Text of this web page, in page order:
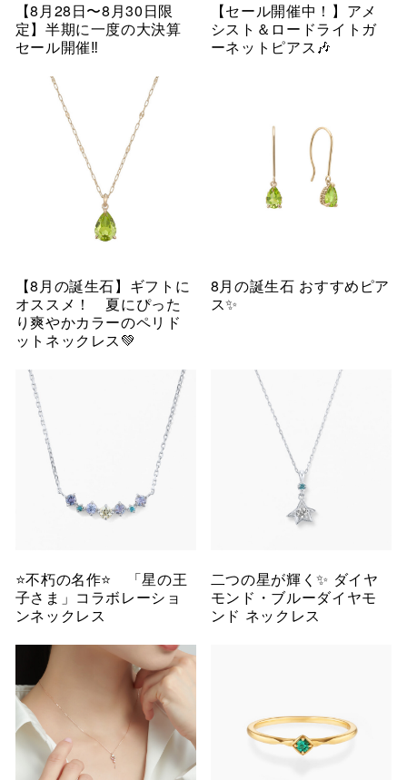
【8月28日〜8月30日限
定】半期に一度の大決算
セール開催‼︎
【セール開催中！】アメ
シスト＆ロードライトガ
ーネットピアス🎶
【8月の誕生石】ギフトに
オススメ！ 夏にぴった
り爽やかカラーのペリド
ットネックレス💚
8月の誕生石 おすすめピア
ス✨
⭐️不朽の名作⭐️ 「星の王
子さま」コラボレーショ
ンネックレス
二つの星が輝く✨ ダイヤ
モンド・ブルーダイヤモ
ンド ネックレス